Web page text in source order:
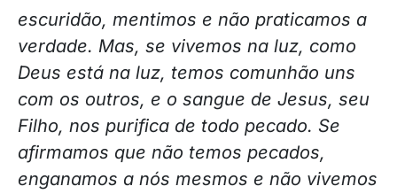
escuridão, mentimos e não praticamos a
verdade. Mas, se vivemos na luz, como
Deus está na luz, temos comunhão uns
com os outros, e o sangue de Jesus, seu
Filho, nos purifica de todo pecado. Se
afirmamos que não temos pecados,
enganamos a nós mesmos e não vivemos